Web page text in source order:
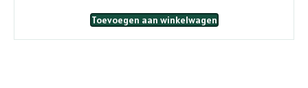
Toevoegen aan winkelwagen